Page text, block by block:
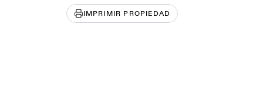
IMPRIMIR PROPIEDAD